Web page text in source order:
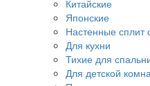
Китайские
Японские
Настенные сплит
Для кухни
Тихие для
Для детской